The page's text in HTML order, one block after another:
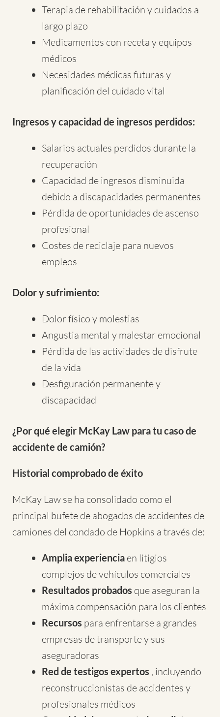
Terapia de rehabilitación y cuidados a
largo plazo
Medicamentos con receta y equipos
médicos
Necesidades médicas futuras y
planificación del cuidado vital
Ingresos y capacidad de ingresos perdidos:
Salarios actuales perdidos durante la
recuperación
Capacidad de ingresos disminuida
debido a discapacidades permanentes
Pérdida de oportunidades de ascenso
profesional
Costes de reciclaje para nuevos
empleos
Dolor y sufrimiento:
Dolor físico y molestias
Angustia mental y malestar emocional
Pérdida de las actividades de disfrute
de la vida
Desfiguración permanente y
discapacidad
¿Por qué elegir McKay Law para tu caso de
accidente de camión?
Historial comprobado de éxito
McKay Law se ha consolidado como el
principal bufete de abogados de accidentes de
camiones del condado de Hopkins a través de:
Amplia experiencia en litigios
complejos de vehículos comerciales
Resultados probados que aseguran la
máxima compensación para los clientes
Recursos para enfrentarse a grandes
empresas de transporte y sus
aseguradoras
Red de testigos expertos , incluyendo
reconstruccionistas de accidentes y
profesionales médicos